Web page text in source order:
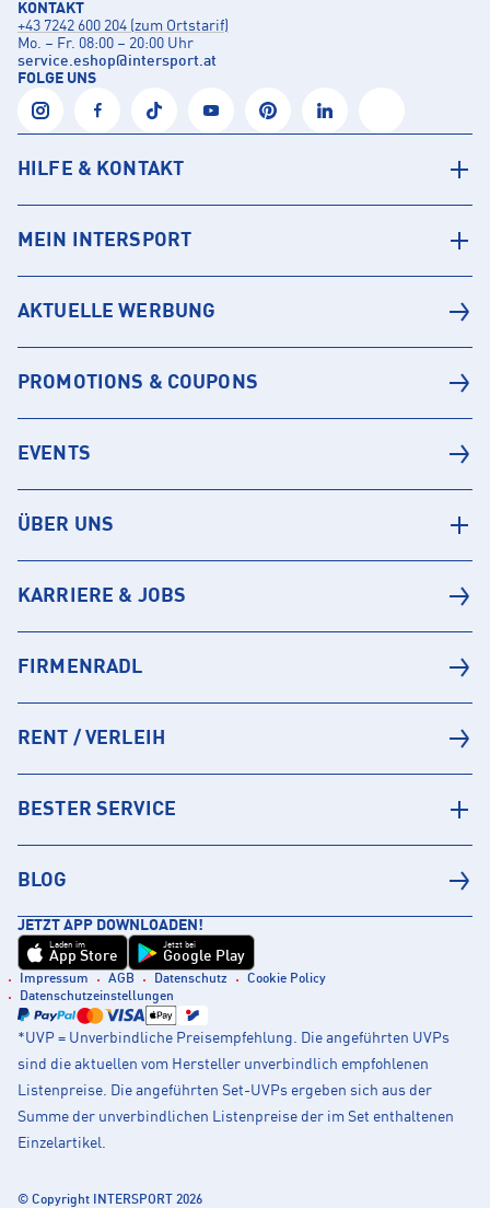
KONTAKT
+43 7242 600 204 (zum Ortstarif)
Mo. – Fr. 08:00 – 20:00 Uhr
service.eshop@intersport.at
FOLGE UNS
HILFE & KONTAKT
MEIN INTERSPORT
AKTUELLE WERBUNG
PROMOTIONS & COUPONS
EVENTS
ÜBER UNS
KARRIERE & JOBS
FIRMENRADL
RENT / VERLEIH
BESTER SERVICE
BLOG
JETZT APP DOWNLOADEN!
Laden im
App Store
Jetzt bei
Google Play
Impressum AGB Datenschutz
Cookie Policy
Datenschutzeinstellungen
*UVP = Unverbindliche Preisempfehlung. Die angeführten UVPs
sind die aktuellen vom Hersteller unverbindlich empfohlenen
Listenpreise. Die angeführten Set-UVPs ergeben sich aus der
Summe der unverbindlichen Listenpreise der im Set enthaltenen
Einzelartikel.
© Copyright INTERSPORT 2026